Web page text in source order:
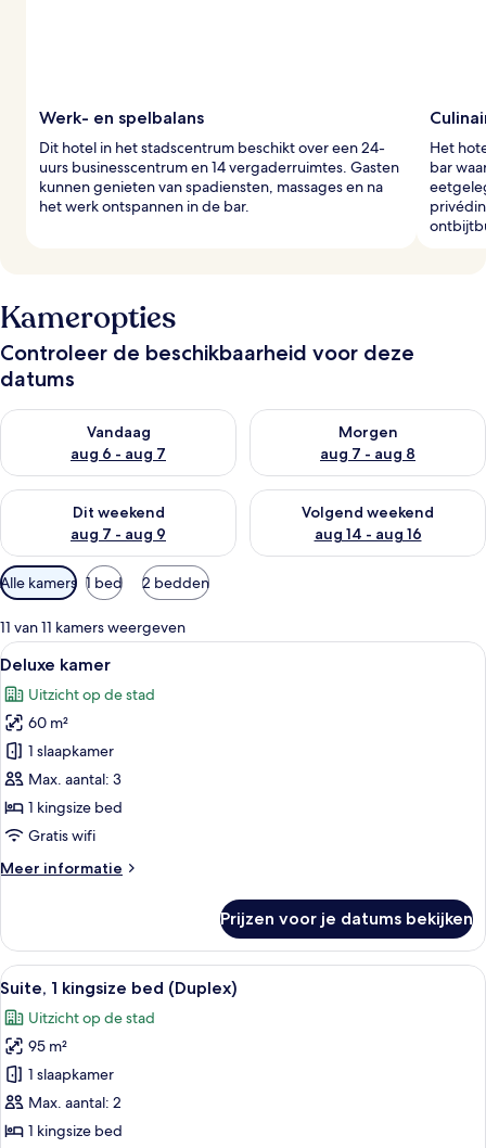
Werk- en spelbalans
Dit hotel in het stadscentrum beschikt over een 24-
uurs businesscentrum en 14 vergaderruimtes. Gasten
kunnen genieten van spadiensten, massages en na
het werk ontspannen in de bar.
Het
bar
Kameropties
Controleer de beschikbaarheid voor deze
datums
Vandaag
aug 6 - aug 7
De beschikbaarheid controleren voor vanavond aug 6 - aug 7
Morgen
aug 7 - aug 8
De beschikbaarheid
Dit weekend
aug 7 - aug 9
De beschikbaarheid controleren voor dit weekend aug 7 -
Volgend weekend
aug 14 - aug 16
De beschikbaarheid
Beschikbare
filters
voor
kamers
Alle kamers 1 bed 2 bedden
11 van 11 kamers weergeven
Alle
foto's
voor
Deluxe
kamer
laden
Een hotelkamer met een bed, een
9
Deluxe kamer
Uitzicht op de stad
60 m²
1 slaapkamer
Max. aantal: 3
1 kingsize bed
Gratis wifi
Meer informatie
Meer
kamer
Prijzen voor je datums bekijken
Alle
foto's
voor
Suite,
kingsize
bed
Luxe beddengoed, een minibar, een
12
Suite, 1 kingsize bed (Duplex)
Uitzicht op de stad
95 m²
1 slaapkamer
Max. aantal: 2
1 kingsize bed